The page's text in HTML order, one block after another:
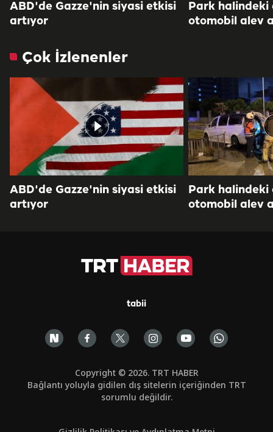
ABD'de Gazze'nin siyasi etkisi
artıyor
Park halindeki
otomobil alev
Çok İzlenenler
ABD'de Gazze'nin siyasi etkisi
artıyor
Park halindeki
otomobil alev
tabii
Copyright © 2026. TRT HABER
Bağlantı yoluyla gidilen dış sitelerin içeriğinden TRT
sorumlu değildir.